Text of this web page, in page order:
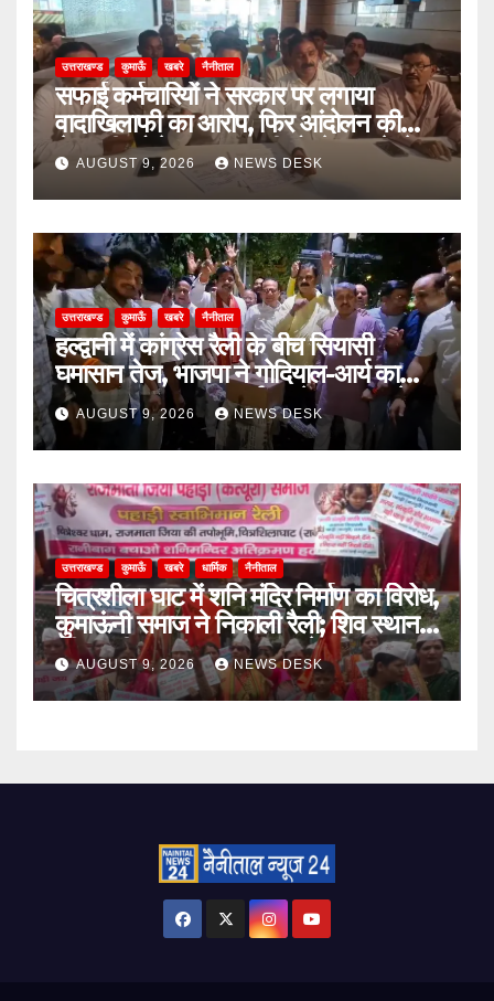
उत्तराखण्ड कुमाऊँ खबरे नैनीताल
सफाई कर्मचारियों ने सरकार पर लगाया
वादाखिलाफी का आरोप, फिर आंदोलन की
चेतावनी; बोले- जरूरत पड़ी तो जेल जाने से
भी नहीं हटेंगे पीछे
AUGUST 9, 2026 NEWS DESK
उत्तराखण्ड कुमाऊँ खबरे नैनीताल
हल्द्वानी में कांग्रेस रैली के बीच सियासी
घमासान तेज, भाजपा ने गोदियाल-आर्य का
पुतला फूंका; SSP कार्यालय में अभद्रता के
आरोपों पर कार्रवाई की मांग
AUGUST 9, 2026 NEWS DESK
उत्तराखण्ड कुमाऊँ खबरे धार्मिक नैनीताल
चित्रशीला घाट में शनि मंदिर निर्माण का विरोध,
कुमाऊंनी समाज ने निकाली रैली; शिव स्थान
की पुरानी पहचान बरकरार रखने की मांग
AUGUST 9, 2026 NEWS DESK